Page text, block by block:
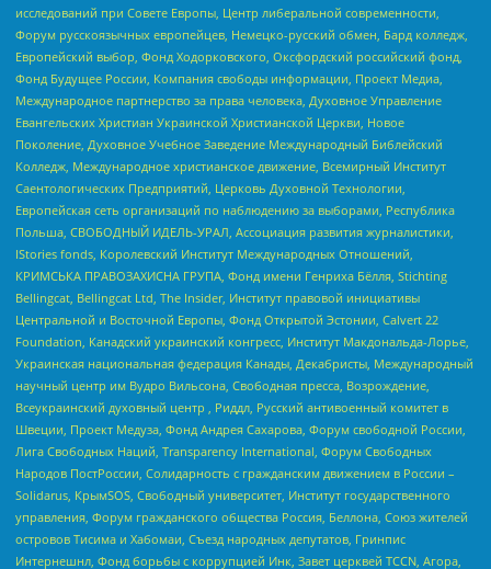
исследований при Совете Европы, Центр либеральной современности,
Форум русскоязычных европейцев, Немецко-русский обмен, Бард колледж,
Европейский выбор, Фонд Ходорковского, Оксфордский российский фонд,
Фонд Будущее России, Компания свободы информации, Проект Медиа,
Международное партнерство за права человека, Духовное Управление
Евангельских Христиан Украинской Христианской Церкви, Новое
Поколение, Духовное Учебное Заведение Международный Библейский
Колледж, Международное христианское движение, Всемирный Институт
Саентологических Предприятий, Церковь Духовной Технологии,
Европейская сеть организаций по наблюдению за выборами, Республика
Польша, СВОБОДНЫЙ ИДЕЛЬ-УРАЛ, Ассоциация развития журналистики,
IStories fonds, Королевский Институт Международных Отношений,
КРИМСЬКА ПРАВОЗАХИСНА ГРУПА, Фонд имени Генриха Бёлля, Stichting
Bellingcat, Bellingcat Ltd, The Insider, Институт правовой инициативы
Центральной и Восточной Европы, Фонд Открытой Эстонии, Calvert 22
Foundation, Канадский украинский конгресс, Институт Макдональда-Лорье,
Украинская национальная федерация Канады, Декабристы, Международный
научный центр им Вудро Вильсона, Свободная пресса, Возрождение,
Всеукраинский духовный центр , Риддл, Русский антивоенный комитет в
Швеции, Проект Медуза, Фонд Андрея Сахарова, Форум свободной России,
Лига Свободных Наций, Transparеncy International, Форум Свободных
Народов ПостРоссии, Солидарность с гражданским движением в России –
Solidarus, КрымSOS, Свободный университет, Институт государственного
управления, Форум гражданского общества Россия, Беллона, Союз жителей
островов Тисима и Хабомаи, Съезд народных депутатов, Гринпис
Интернешнл, Фонд борьбы с коррупцией Инк, Завет церквей TCCN, Агора,